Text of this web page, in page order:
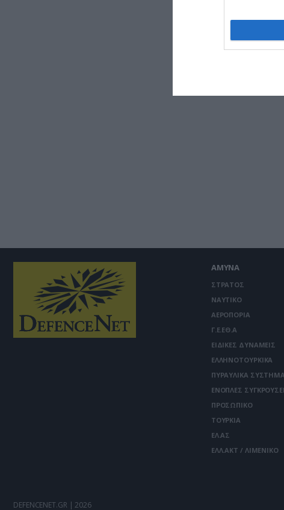
ΑΜΥΝΑ
ΣΤΡΑΤΟΣ
ΝΑΥΤΙΚΟ
ΑΕΡΟΠΟΡΙΑ
Γ.Ε.ΕΘ.Α
ΕΙΔΙΚΕΣ ΔΥΝΑΜΕΙΣ
ΕΛΛΗΝΟΤΟΥΡΚΙΚΑ
ΠΥΡΑΥΛΙΚΑ
ΕΝΟΠΛΕΣ
ΠΡΟΣΩΠΙΚΟ
ΤΟΥΡΚΙΑ
ΕΛ.ΑΣ
ΕΛΛ.ΑΚΤ / ΛΙΜΕΝΙΚΟ
DEFENCENET.GR | 2026